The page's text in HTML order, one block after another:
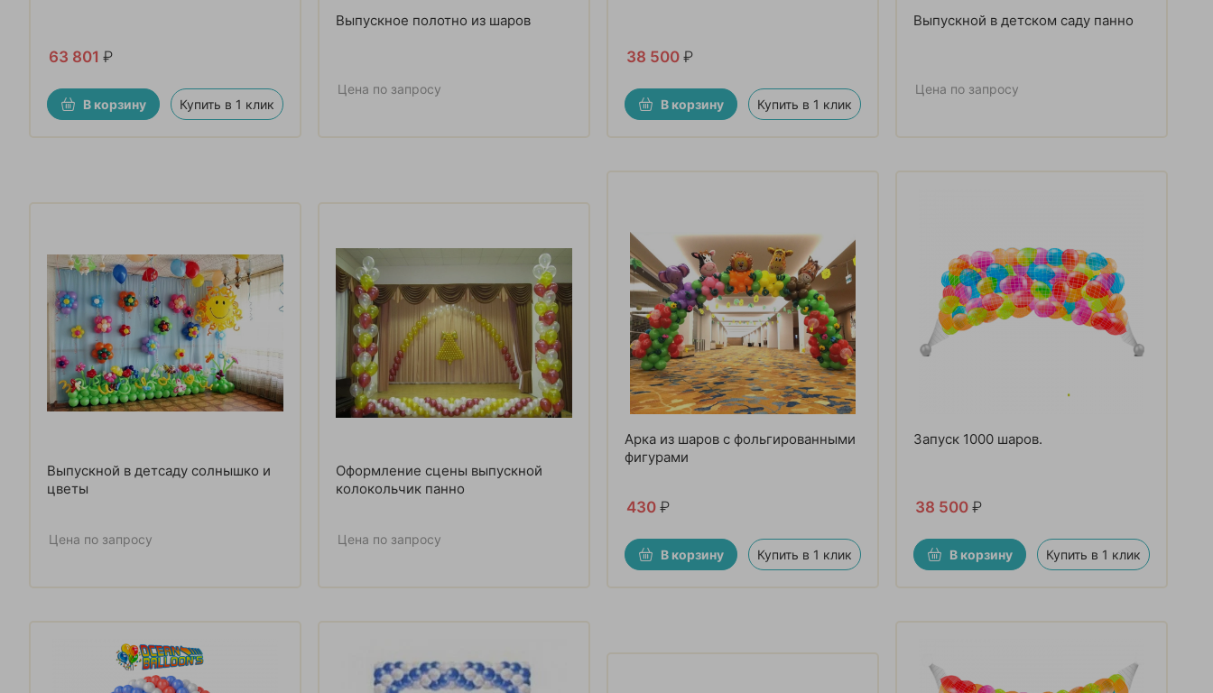
63 801 ₽
В корзину Купить в 1 клик
Выпускное полотно из шаров
Цена по запросу
38 500 ₽
В корзину Купить в 1 клик
Выпускной в детском саду панно
Цена по запросу
Выпускной в детсаду солнышко и
цветы
Цена по запросу
Оформление сцены выпускной
колокольчик панно
Цена по запросу
Арка из шаров с фольгированными
фигурами
430 ₽
В корзину Купить в 1 клик
Запуск 1000 шаров.
38 500 ₽
В корзину Купить в 1 клик